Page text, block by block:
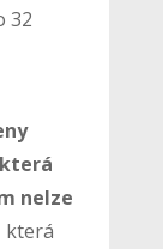
32
nelze
která